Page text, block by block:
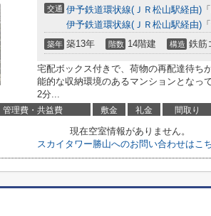
交通 伊予鉄道環状線(ＪＲ松山駅経由) 「
伊予鉄道環状線(ＪＲ松山駅経由) 「
築年 築13年 階数 14階建 構造 鉄筋
宅配ボックス付きで、荷物の再配達待ち
能的な収納環境のあるマンションとなっ
2分...
管理費・共益費 敷金 礼金 間取り
現在空室情報がありません。
スカイタワー勝山へのお問い合わせはこ